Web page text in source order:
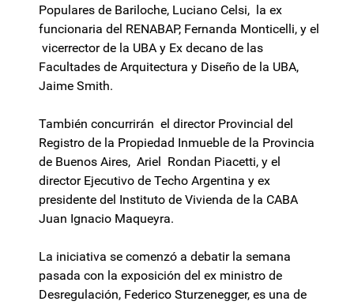
Populares de Bariloche, Luciano Celsi, la ex
funcionaria del RENABAP, Fernanda Monticelli, y el
vicerrector de la UBA y Ex decano de las
Facultades de Arquitectura y Diseño de la UBA,
Jaime Smith.
También concurrirán el director Provincial del
Registro de la Propiedad Inmueble de la Provincia
de Buenos Aires, Ariel Rondan Piacetti, y el
director Ejecutivo de Techo Argentina y ex
presidente del Instituto de Vivienda de la CABA
Juan Ignacio Maqueyra.
La iniciativa se comenzó a debatir la semana
pasada con la exposición del ex ministro de
Desregulación, Federico Sturzenegger, es una de